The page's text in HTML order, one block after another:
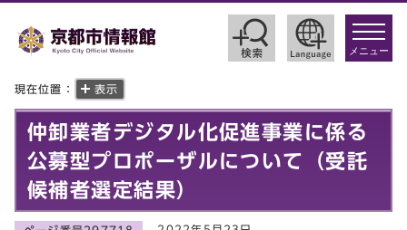
toggle
メニュー
現在位置： 表示
仲卸業者デジタル化促進事業に係る
公募型プロポーザルについて（受託
候補者選定結果）